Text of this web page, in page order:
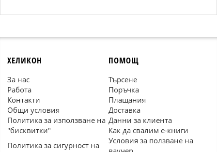
ХЕЛИКОН
За нас
Работа
Контакти
Общи условия
Политика за използване на
"бисквитки"
Политика за сигурност на
ПОМОЩ
Търсене
Поръчка
Плащания
Доставка
Данни за клиента
Как да свалим е-книги
Условия за ползване на